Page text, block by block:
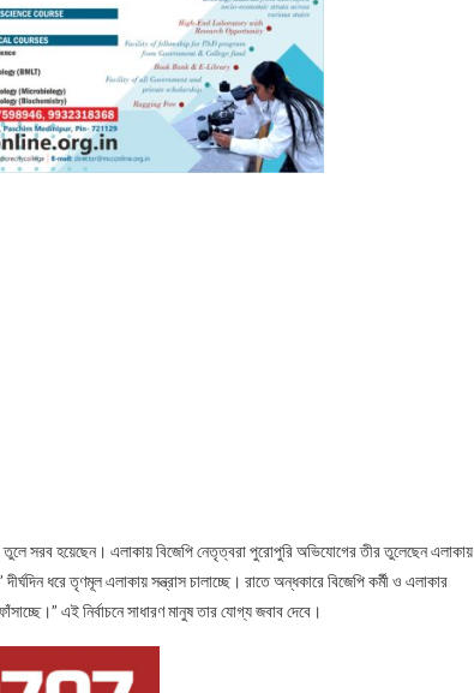
সরব হয়েছেন। এলাকায় বিজেপি নেতৃত্বরা পুরোপুরি অভিযোগের তীর তুলেছেন এলাকায়
ধরে তৃণমূল এলাকায় সন্ত্রাস চালাচ্ছে। রাতে অন্ধকারে বিজেপি কর্মী ও এলাকার
এই নির্বাচনে সাধারণ মানুষ তার যোগ্য জবাব দেবে।